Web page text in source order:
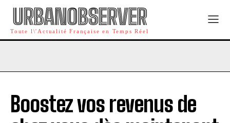
URBANOBSERVER
Toute l\'Actualité Française en Temps Réel
Boostez vos revenus de